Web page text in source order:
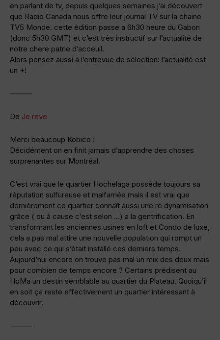
en parlant de tv, depuis quelques semaines j’ai découvert
que Radio Canada nous offre leur journal TV sur la chaine
TV5 Monde. cette édition passe à 6h30 heure du Gabon
(donc 5h30 GMT) et c’est très instructif sur l’actualité de
notre chere patrie d’acceuil.
Alors pensez aussi à l’entrevue de sélection: l’actualité est
un +!
———
De Je reve
Merci beaucoup Kobico !
Décidément on en finit jamais d’apprendre des choses
surprenantes sur Montréal.
C’est vrai que le quartier Hochelaga possède toujours sa
réputation sulfureuse et malfamée mais il est vrai que
dernièrement ce quartier connaît aussi une ré dynamisation
grâce ( ou à cause c’est selon …) a la gentrification. En
transformant les anciennes usines en loft et Condo de luxe,
cela a pas mal attire une nouvelle population qui rompt un
peu avec ce qui s’était installé ces derniers temps.
Aujourd’hui encore on trouve pas mal un mix des deux mais
pour combien de temps encore ? Certains prédisent au
HoMa un destin semblable au quartier du Plateau. Quoiqu’il
en soit ça reste effectivement un quartier intéressant à
découvrir.
———